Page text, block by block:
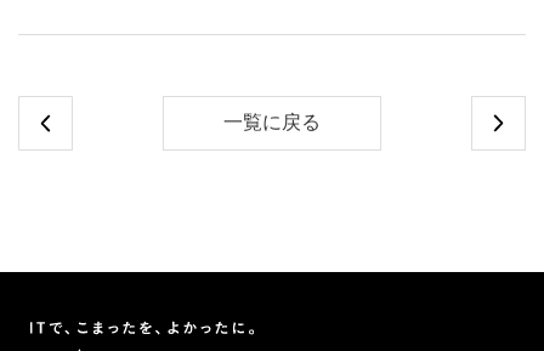
一覧に戻る